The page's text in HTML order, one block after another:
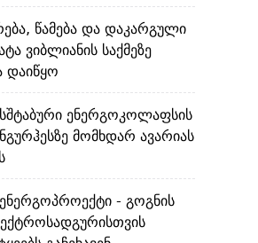
წამება და დაკარგული
ვიბლიანის საქმეზე
დაიწყო
ენერგოკოლაფსის
მომხდარ ავარიას
- გოგნის